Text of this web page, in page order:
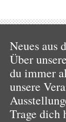
Neues aus
Über
du immer
unsere
Trage dich